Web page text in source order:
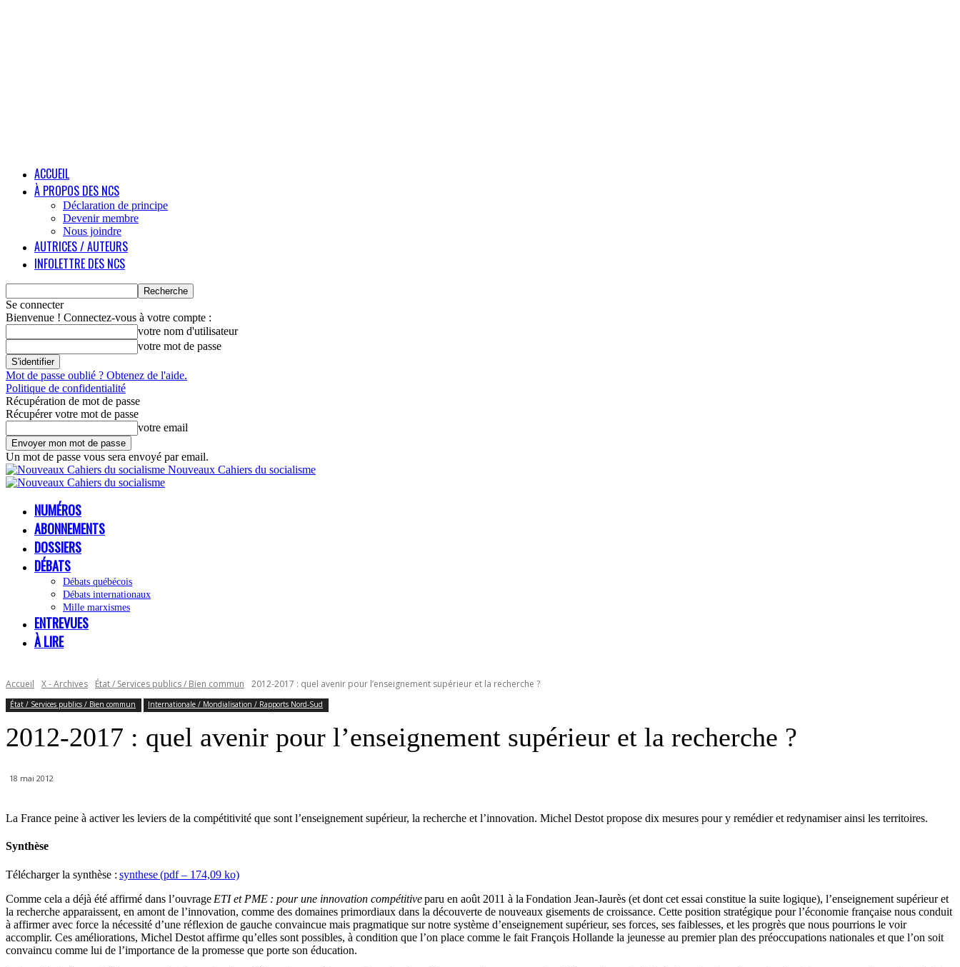
ACCUEIL
À PROPOS DES NCS
Déclaration de principe
Devenir membre
Nous joindre
AUTRICES / AUTEURS
INFOLETTRE DES NCS
Se connecter
Bienvenue ! Connectez-vous à votre compte :
votre nom d'utilisateur
votre mot de passe
Mot de passe oublié ? Obtenez de l'aide.
Politique de confidentialité
Récupération de mot de passe
Récupérer votre mot de passe
votre email
Un mot de passe vous sera envoyé par email.
Nouveaux Cahiers du socialisme
NUMÉROS
ABONNEMENTS
DOSSIERS
DÉBATS
Débats québécois
Débats internationaux
Mille marxismes
ENTREVUES
À LIRE
Accueil X - Archives État / Services publics / Bien commun 2012-2017 : quel avenir pour l’enseignement supérieur et la recherche ?
État / Services publics / Bien commun Internationale / Mondialisation / Rapports Nord-Sud
2012-2017 : quel avenir pour l’enseignement supérieur et la recherche ?
18 mai 2012
La France peine à activer les leviers de la compétitivité que sont l’enseignement supérieur, la recherche et l’innovation. Michel Destot propose dix mesures pour y remédier et redynamiser ainsi les territoires.
Synthèse
Télécharger la synthèse : synthese (pdf – 174,09 ko)
Comme cela a déjà été affirmé dans l’ouvrage ETI et PME : pour une innovation compétitiveparu en août 2011 à la Fondation Jean-Jaurès (et dont cet essai constitue la suite logique), l’enseignement supérieur et
la recherche apparaissent, en amont de l’innovation, comme des domaines primordiaux dans la découverte de nouveaux gisements de croissance. Cette position stratégique pour l’économie française nous conduit
à affirmer avec force la nécessité d’une réflexion de gauche convaincue mais pragmatique sur notre système d’enseignement supérieur, ses forces, ses faiblesses, et les progrès que nous pourrions le voir
accomplir. Ces améliorations, Michel Destot affirme qu’elles sont possibles, à condition que l’on place comme le fait François Hollande la jeunesse au premier plan des préoccupations nationales et que l’on soit
convaincu comme lui de l’importance de la promesse que porte son éducation.